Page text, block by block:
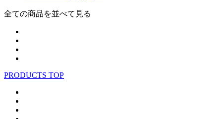
全ての商品を並べて見る
PRODUCTS TOP